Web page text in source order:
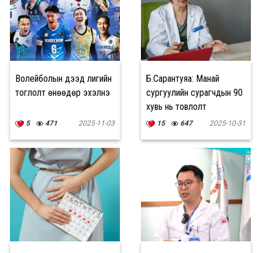
Волейболын дээд лигийн
тоглолт өнөөдөр эхэлнэ
5 471 2025-11-03
Б.Сарантуяа: Манай
сургуулийн сурагчдын 90
хувь нь товлолт
дархлаажуулалтад бүрэн
15 647 2025-10-31